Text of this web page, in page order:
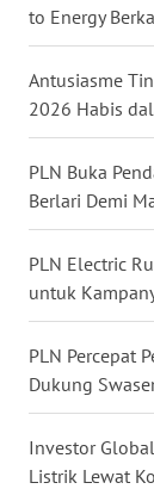
to Energy
Antusiasme
2026 Habis
PLN Buka
Berlari Demi
PLN Electric
untuk
PLN Percepat
Dukung
Investor
Listrik Lewat
SULSEL
WN
GORONTALO
WN
SULUT
WN
MALUKU
WN
DAIRI